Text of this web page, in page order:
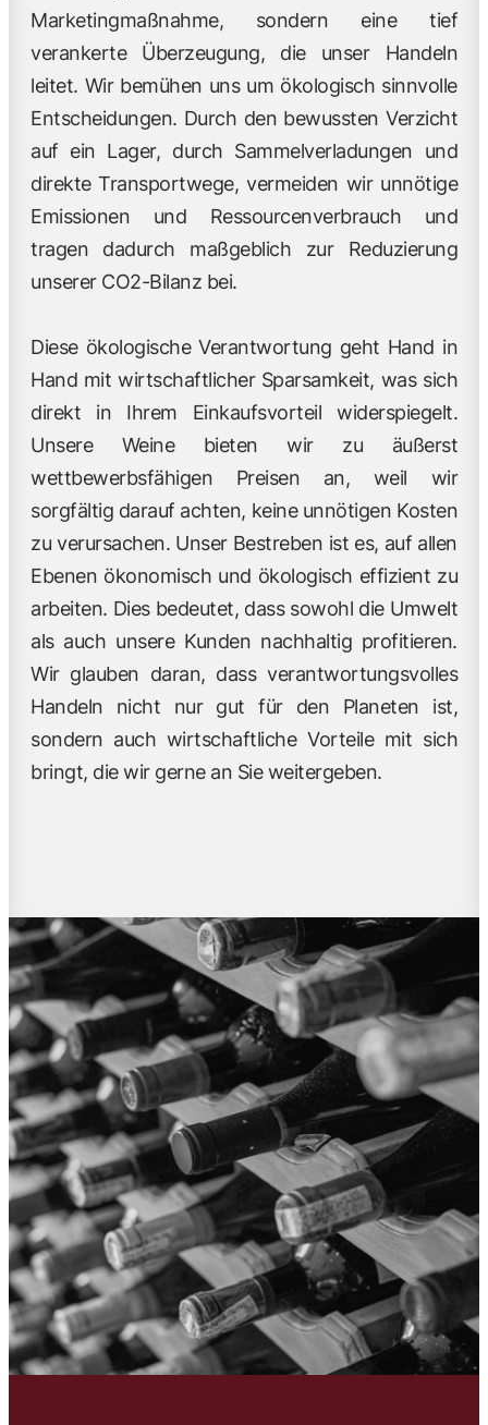
Marketingmaßnahme, sondern eine tief
verankerte Überzeugung, die unser Handeln
leitet. Wir bemühen uns um ökologisch sinnvolle
Entscheidungen. Durch den bewussten Verzicht
auf ein Lager, durch Sammelverladungen und
direkte Transportwege, vermeiden wir unnötige
Emissionen und Ressourcenverbrauch und
tragen dadurch maßgeblich zur Reduzierung
unserer CO2-Bilanz bei.
Diese ökologische Verantwortung geht Hand in
Hand mit wirtschaftlicher Sparsamkeit, was sich
direkt in Ihrem Einkaufsvorteil widerspiegelt.
Unsere Weine bieten wir zu äußerst
wettbewerbsfähigen Preisen an, weil wir
sorgfältig darauf achten, keine unnötigen Kosten
zu verursachen. Unser Bestreben ist es, auf allen
Ebenen ökonomisch und ökologisch effizient zu
arbeiten. Dies bedeutet, dass sowohl die Umwelt
als auch unsere Kunden nachhaltig profitieren.
Wir glauben daran, dass verantwortungsvolles
Handeln nicht nur gut für den Planeten ist,
sondern auch wirtschaftliche Vorteile mit sich
bringt, die wir gerne an Sie weitergeben.